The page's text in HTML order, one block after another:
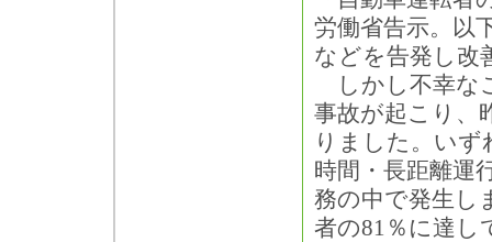
労働省告示。以
などを告発し改
しかし不幸な
事故が起こり、
りました。いず
時間・長距離運
務の中で発生し
者の81％に達し